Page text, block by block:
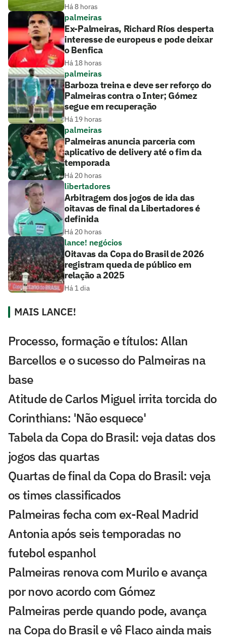
Há 8 horas
palmeiras
Ex-Palmeiras, Richard Ríos desperta
interesse de europeus e pode deixar
o Benfica
Há 18 horas
palmeiras
Barboza treina e deve ser reforço do
Palmeiras contra o Inter; Gómez
segue em recuperação
Há 19 horas
palmeiras
Palmeiras anuncia parceria com
aplicativo de delivery até o fim da
temporada
Há 20 horas
libertadores
Arbitragem dos jogos de ida das
oitavas de final da Libertadores é
definida
Há 20 horas
lance! negócios
Oitavas da Copa do Brasil de 2026
registram queda de público em
relação a 2025
Há 1 dia
MAIS LANCE!
Processo, formação e títulos: Allan
Barcellos e o sucesso do Palmeiras na
base
Atitude de Carlos Miguel irrita torcida do
Corinthians: 'Não esquece'
Tabela da Copa do Brasil: veja datas dos
jogos das quartas
Quartas de final da Copa do Brasil: veja
os times classificados
Palmeiras fecha com ex-Real Madrid
Antonia após seis temporadas no
futebol espanhol
Palmeiras renova com Murilo e avança
por novo acordo com Gómez
Palmeiras perde quando pode, avança
na Copa do Brasil e vê Flaco ainda mais